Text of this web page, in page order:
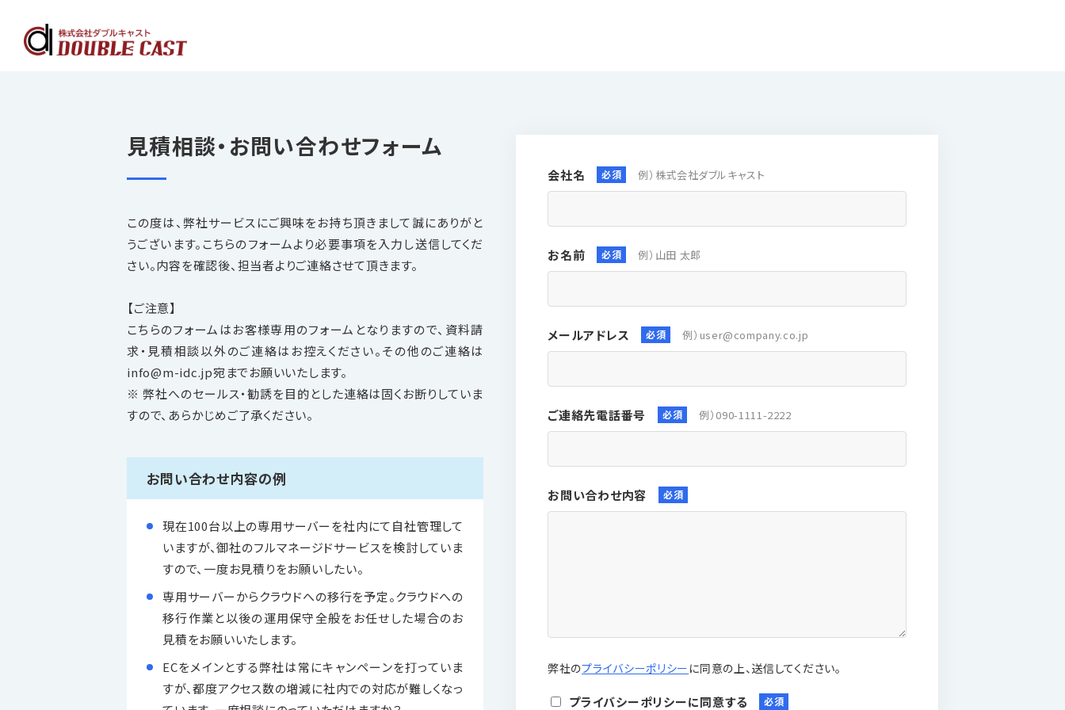
見積相談・お問い合わせフォーム
この度は、弊社サービスにご興味をお持ち頂きまして誠にありがと
うございます。こちらのフォームより必要事項を入力し送信してくだ
さい。内容を確認後、担当者よりご連絡させて頂きます。
【ご注意】
こちらのフォームはお客様専用のフォームとなりますので、資料請
求・見積相談以外のご連絡はお控えください。その他のご連絡は
info@m-idc.jp宛までお願いいたします。
※ 弊社へのセールス・勧誘を目的とした連絡は固くお断りしていま
すので、あらかじめご了承ください。
お問い合わせ内容の例
現在100台以上の専用サーバーを社内にて自社管理して
いますが、御社のフルマネージドサービスを検討していま
すので、一度お見積りをお願いしたい。
専用サーバーからクラウドへの移行を予定。クラウドへの
移行作業と以後の運用保守全般をお任せした場合のお
見積をお願いいたします。
ECをメインとする弊社は常にキャンペーンを打っていま
すが、都度アクセス数の増減に社内での対応が難しくなっ
会社名 例）株式会社ダブルキャスト
お名前 例）山田 太郎
メールアドレス 例）user@company.co.jp
ご連絡先電話番号 例）090-1111-2222
お問い合わせ内容
弊社のプライバシーポリシー に同意の上、送信してください。
プライバシーポリシーに同意する
フルマネージドサービス内容
お客様インタビュー
導入実績
導入の流れ